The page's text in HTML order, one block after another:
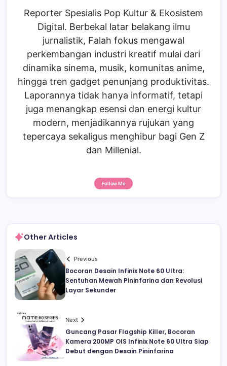
Reporter Spesialis Pop Kultur & Ekosistem
Digital. Berbekal latar belakang ilmu
jurnalistik, Falah fokus mengawal
perkembangan industri kreatif mulai dari
dinamika sinema, musik, komunitas anime,
hingga tren gadget penunjang produktivitas.
Laporannya tidak hanya informatif, tetapi
juga menangkap esensi dan energi kultur
modern, menjadikannya rujukan yang
tepercaya sekaligus menghibur bagi Gen Z
dan Millenial.
Follow Me
Other Articles
Previous
Bocoran Desain Infinix Note 60 Ultra:
Sentuhan Mewah Pininfarina dan Revolusi
Layar Sekunder
Next
Guncang Pasar Flagship Killer, Bocoran
Kamera 200MP OIS Infinix Note 60 Ultra Siap
Debut dengan Desain Pininfarina